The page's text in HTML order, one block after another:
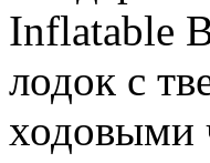
Inflatable
лодок с
ходовыми